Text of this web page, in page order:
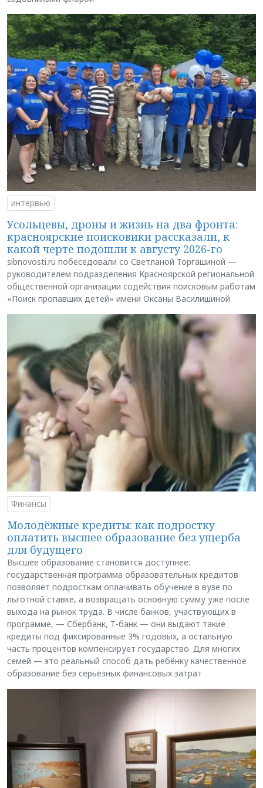
интервью
Усольцевы, дроны и жизнь на два фронта:
красноярские поисковики рассказали, к
какой черте подошли к августу 2026-го
sibnovosti.ru побеседовали со Светланой Торгашиной —
руководителем подразделения Красноярской региональной
общественной организации содействия поисковым работам
«Поиск пропавших детей» имени Оксаны Василишиной
Финансы
Молодёжные кредиты: как подростку
оплатить высшее образование без ущерба
для будущего
Высшее образование становится доступнее:
государственная программа образовательных кредитов
позволяет подросткам оплачивать обучение в вузе по
льготной ставке, а возвращать основную сумму уже после
выхода на рынок труда. В числе банков, участвующих в
программе, — Сбербанк, Т-банк — они выдают такие
кредиты под фиксированные 3% годовых, а остальную
часть процентов компенсирует государство. Для многих
семей — это реальный способ дать ребёнку качественное
образование без серьёзных финансовых затрат